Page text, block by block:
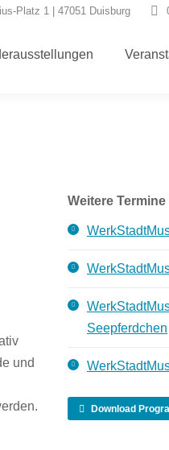
Platz 1 | 47051 Duisburg
und
Weitere
Seepferdchen
Download